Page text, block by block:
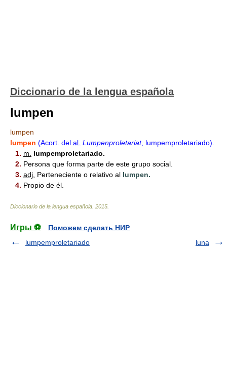
Diccionario de la lengua española
lumpen
lumpen
lumpen (Acort. del al. Lumpenproletariat, lumpemproletariado).
1. m.
lumpemproletariado.
2. Persona que forma parte de este grupo social.
3. adj. Perteneciente o relativo al lumpen.
4. Propio de él.
Diccionario de la lengua española 2015
Игры ⚽
Поможем сделать НИР
lumpemproletariado
luna